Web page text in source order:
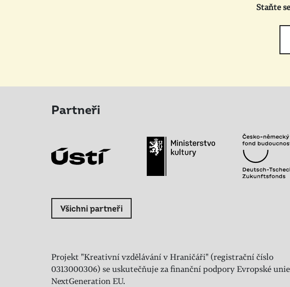
Staňte
Partneři
Všichni partneři
Projekt "Kreativní vzdělávání v Hraničáři" (registrační číslo
0313000306) se uskutečňuje za finanční podpory Evropské
NextGeneration EU.